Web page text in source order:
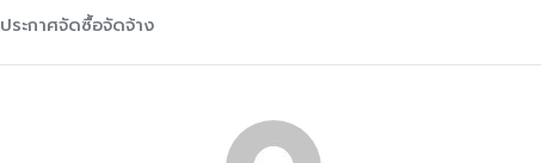
ประกาศจัดซื้อจัดจ้าง